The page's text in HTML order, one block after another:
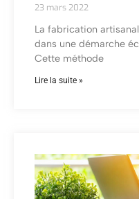
23 mars 2022
La fabrication
dans une démarche
Cette méthode
Lire la suite »